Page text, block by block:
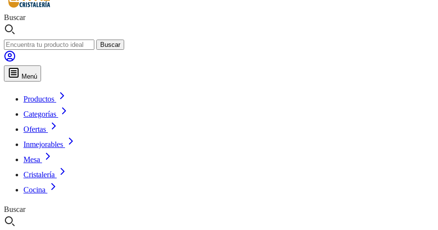
Buscar
Buscar
Menú
Productos
Categorías
Ofertas
Inmejorables
Mesa
Cristalería
Cocina
Buscar